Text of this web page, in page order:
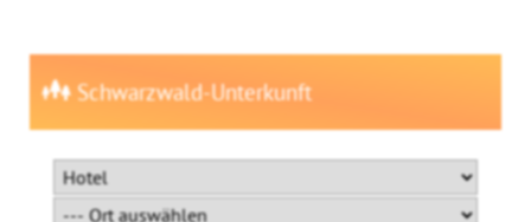
Schwarzwald-Unterkunft